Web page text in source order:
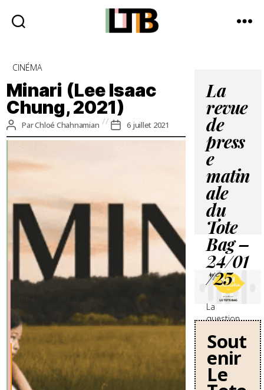
-
Média
quotidienne
Catégories
CINÉMA
Minari (Lee Isaac
Chung, 2021)
Auteur
de
ParChloé Chahnamian
Date
de
6 juillet 2021
La
revue
de
press
e
matin
ale
du
Tote
Bag –
24/01
/25
La
question
travailleurs
sans-
papiers en
France se
Sout
enir
Le